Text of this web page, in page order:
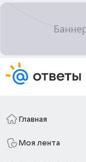
Главная
Моя лента